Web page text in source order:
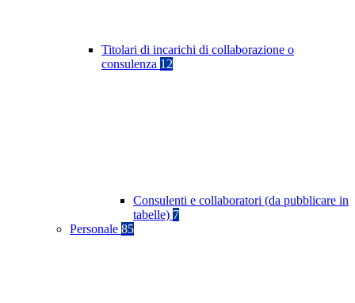
Titolari di incarichi di collaborazione o
consulenza 12
Consulenti e collaboratori (da pubblicare in
tabelle) 7
Personale 85